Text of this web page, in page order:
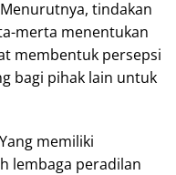
tindakan
merta menentukan
membentuk persepsi
bagi pihak lain untuk
memiliki
lembaga peradilan